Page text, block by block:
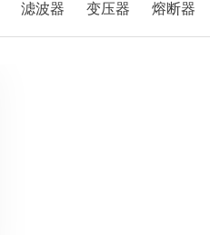
滤波器 变压器 熔断器